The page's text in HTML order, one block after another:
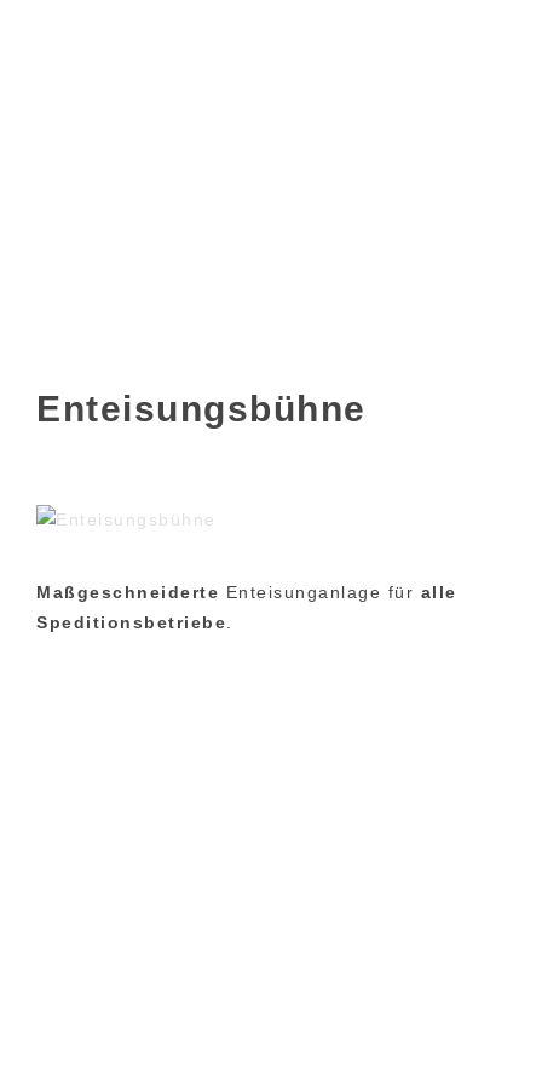
Enteisungsbühne
Maßgeschneiderte Enteisunganlage für alle
Speditionsbetriebe